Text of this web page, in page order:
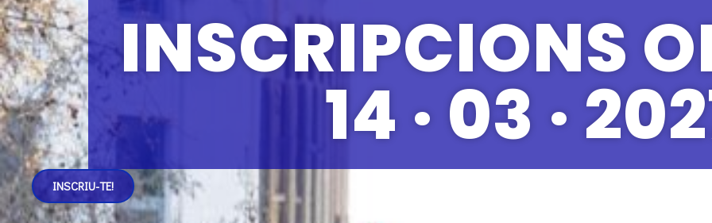
INSCRIU-TE!
INSCRIPCIONS
14 · 03 ·